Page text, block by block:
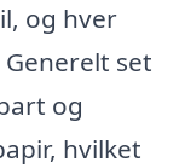
og hver
set
og
hvilket